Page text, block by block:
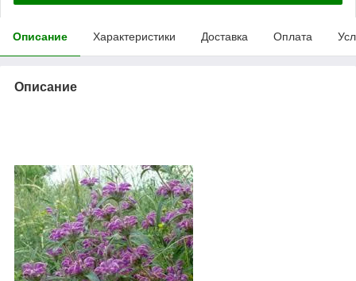
Описание Характеристики Доставка Оплата
Описание